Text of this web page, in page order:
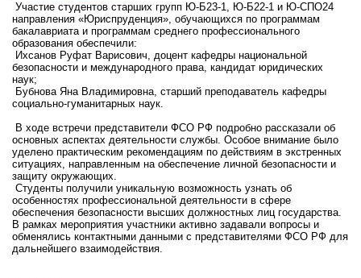
Участие студентов старших групп Ю‑Б23‑1, Ю‑Б22‑1 и Ю‑СПО24
направления «Юриспруденция», обучающихся по программам
бакалавриата и программам среднего профессионального
образования обеспечили:
Ихсанов Руфат Варисович, доцент кафедры национальной
безопасности и международного права, кандидат юридических
наук;
Бубнова Яна Владимировна, старший преподаватель кафедры
социально‑гуманитарных наук.
В ходе встречи представители ФСО РФ подробно рассказали об
основных аспектах деятельности службы. Особое внимание было
уделено практическим рекомендациям по действиям в экстренных
ситуациях, направленным наобеспечение личной безопасности и
защиту окружающих.
Студенты получили уникальную возможность узнать об
особенностях профессиональной деятельности в сфере
обеспечения безопасности высших должностных лицгосударства.
В рамках мероприятия участники активно задавали вопросы и
обменялись контактными данными с представителями ФСО РФ для
дальнейшего взаимодействия.